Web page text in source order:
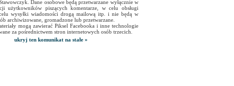
Dane osobowe będą przetwarzane wyłącznie w
użytkowników piszących komentarze, w celu obsługi
wysyłki wiadomości drogą mailową itp. i nie będą w
archiwizowane, gromadzone lub przetwarzane.
mogą zawierać Piksel Facebooka i inne technologie
za pośrednictwem stron internetowych osób trzecich.
ukryj ten komunikat na stałe »